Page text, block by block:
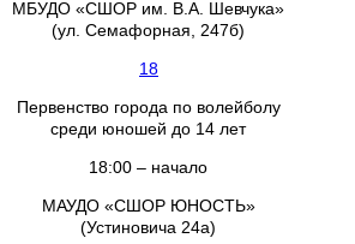
МБУДО «СШОР им. В.А. Шевчука»
(ул. Семафорная, 247б)
18
Первенство города по волейболу
среди юношей до 14 лет
18:00 – начало
МАУДО «СШОР ЮНОСТЬ»
(Устиновича 24а)